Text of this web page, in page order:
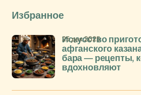
Избранное
Искусство
афганского
бара — рецепты,
вдохновляют
25 дек 2025